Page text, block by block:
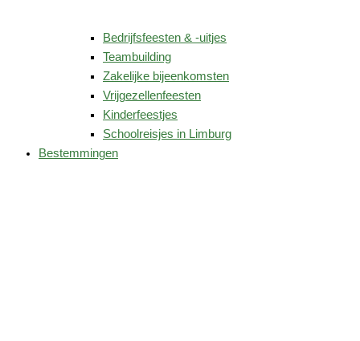
Bedrijfsfeesten & -uitjes
Teambuilding
Zakelijke bijeenkomsten
Vrijgezellenfeesten
Kinderfeestjes
Schoolreisjes in Limburg
Bestemmingen